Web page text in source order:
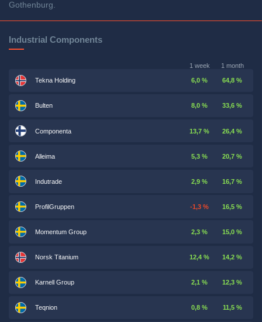
Gothenburg.
Industrial Components
1 week 1 month
Tekna Holding 6,0 % 64,8 %
Bulten 8,0 % 33,6 %
Componenta 13,7 % 26,4 %
Alleima 5,3 % 20,7 %
Indutrade 2,9 % 16,7 %
ProfilGruppen -1,3 % 16,5 %
Momentum Group 2,3 % 15,0 %
Norsk Titanium 12,4 % 14,2 %
Karnell Group 2,1 % 12,3 %
Teqnion 0,8 % 11,5 %